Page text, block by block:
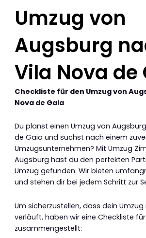
Umzug von
Augsburg
Vila Nova de
Checkliste für den Umzug von
Nova de Gaia
Du planst einen Umzug von
de Gaia und suchst nach einem
Umzugsunternehmen? Mit Umzug
Augsburg hast du den perfekten
Umzug gefunden. Wir bieten
und stehen dir bei jedem Schritt zur
Um sicherzustellen, dass dein
verläuft, haben wir eine Checkliste
zusammengestellt: